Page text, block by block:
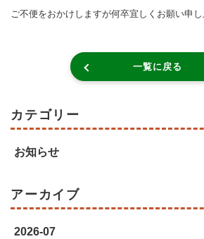
ご不便をおかけしますが何卒宜しくお願い申
一覧に戻る
カテゴリー
お知らせ
アーカイブ
2026-07